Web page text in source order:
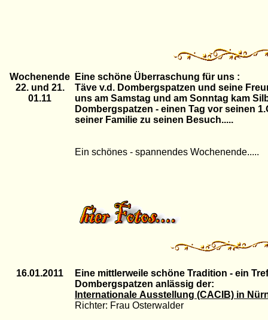
Wochenende
22. und 21.
01.11
Eine schöne Überraschung für uns :
Täve v.d. Dombergspatzen und seine
uns am Samstag und am Sonntag kam
Dombergspatzen - einen Tag vor seinen
seiner Familie zu seinen Besuch.....
Ein schönes - spannendes Wochenende.....
16.01.2011
Eine mittlerweile schöne Tradition - ein
Dombergspatzen anlässig der:
Internationale Ausstellung (CACIB) in
Richter: Frau Osterwalder